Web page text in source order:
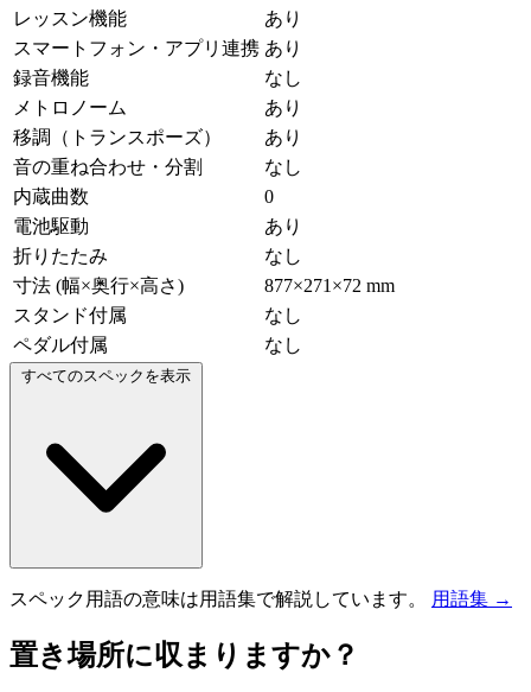
レッスン機能
あり
スマートフォン・アプリ連携 あり
録音機能
なし
メトロノーム
あり
移調（トランスポーズ）
あり
音の重ね合わせ・分割
なし
内蔵曲数
0
電池駆動
あり
折りたたみ
なし
寸法 (幅×奥行×高さ)
877×271×72 mm
スタンド付属
なし
ペダル付属
なし
すべてのスペックを表示
スペック用語の意味は用語集で解説しています。 用語集 →
置き場所に収まりますか？